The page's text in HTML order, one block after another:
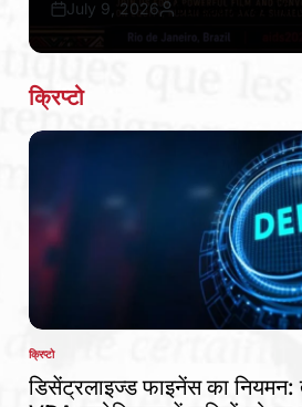
Post
July 9, 2026
By:
क्रिप्टो
POSTED
IN
क्रिप्टो
डिसेंट्रलाइज्ड फाइनेंस का